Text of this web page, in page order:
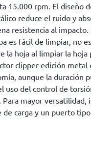
15.000 rpm. El diseño
reduce el ruido y
resistencia al impacto.
es fácil de limpiar, no
la hoja al limpiar la hoja
clipper edición metal
aunque la duración
uso del control de
mayor versatilidad,
de carga y un puerto